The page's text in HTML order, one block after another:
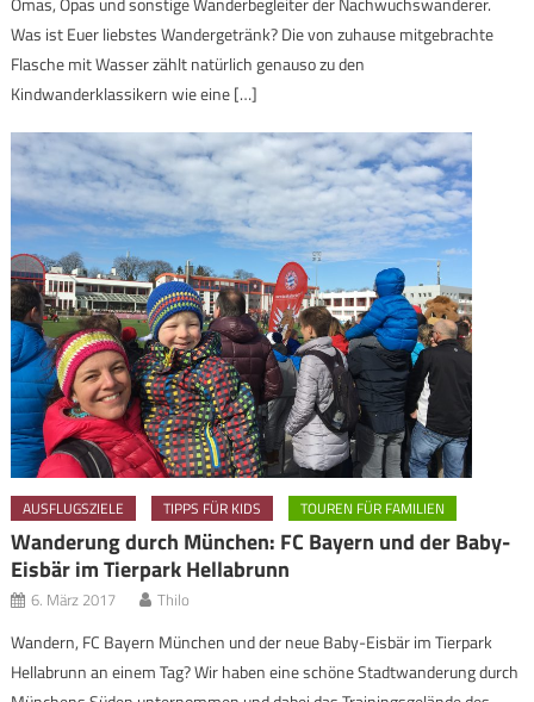
Was ist Euer liebstes Wandergetränk? Die von zuhause mitgebrachte
Flasche mit Wasser zählt natürlich genauso zu den
Kindwanderklassikern wie eine […]
AUSFLUGSZIELE TIPPS FÜR KIDS TOUREN FÜR FAMILIEN
Wanderung durch München: FC Bayern und der Baby-
Eisbär im Tierpark Hellabrunn
6. März 2017 Thilo
Wandern, FC Bayern München und der neue Baby-Eisbär im Tierpark
Hellabrunn an einem Tag? Wir haben eine schöne Stadtwanderung durch